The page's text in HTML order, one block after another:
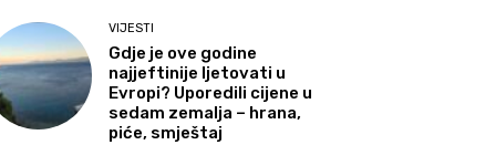
VIJESTI
Gdje je ove godine
najjeftinije ljetovati u
Evropi? Uporedili cijene u
sedam zemalja – hrana,
piće, smještaj